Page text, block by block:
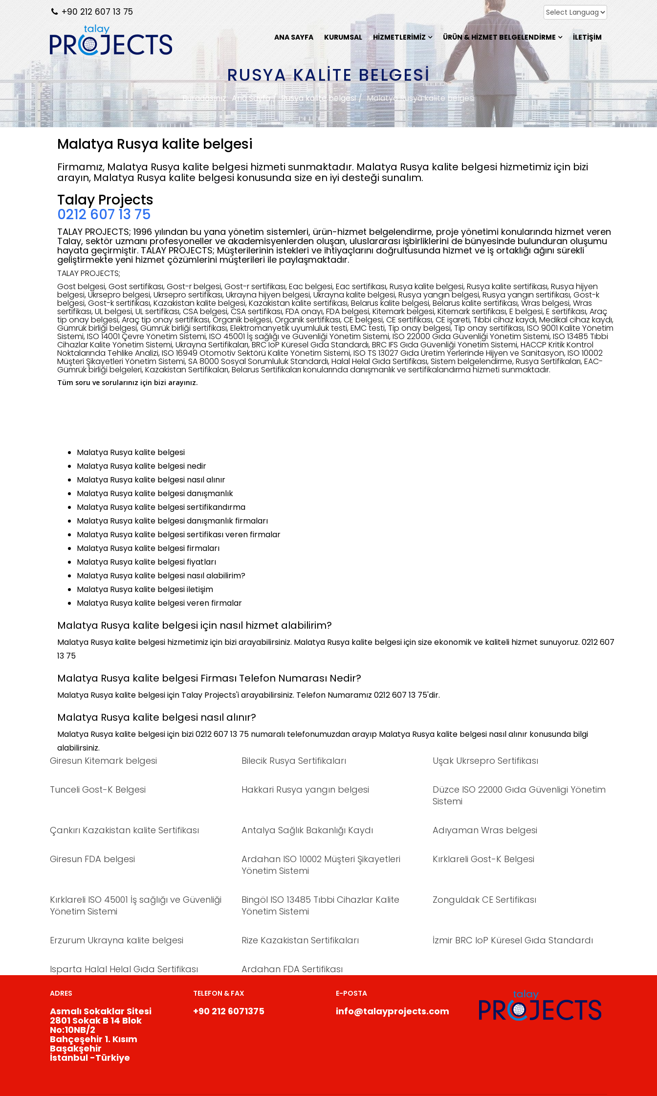
+90 212 607 13 75
ANA SAYFA KURUMSAL HIZMETLERIMIZ ÜRÜN & HIZMET BELGELENDIRME İLETIŞIM
RUSYA KALITE BELGESI
Buradasınız:Ana Sayfa Rusya kalite belgesi Malatya Rusya kalite belgesi
Malatya Rusya kalite belgesi
Firmamız, Malatya Rusya kalite belgesi hizmeti sunmaktadır. Malatya Rusya kalite belgesi hizmetimiz için bizi
arayın, Malatya Rusya kalite belgesi konusunda size en iyi desteği sunalım.
Talay Projects
0212 607 13 75
TALAY PROJECTS; 1996 yılından bu yana yönetim sistemleri, ürün-hizmet belgelendirme, proje yönetimi konularında hizmet veren
Talay, sektör uzmanı profesyoneller ve akademisyenlerden oluşan, uluslararası işbirliklerini de bünyesinde bulunduran oluşumu
hayata geçirmiştir. TALAY PROJECTS; Müşterilerinin istekleri ve ihtiyaçlarını doğrultusunda hizmet ve iş ortaklığı ağını sürekli
geliştirmekte yeni hizmet çözümlerini müşterileri ile paylaşmaktadır.
TALAY PROJECTS;
Gost belgesi, Gost sertifikası, Gost-r belgesi, Gost-r sertifikası, Eac belgesi, Eac sertifikası, Rusya kalite belgesi, Rusya kalite sertifikası, Rusya hijyen
belgesi, Ukrsepro belgesi, Ukrsepro sertifikası, Ukrayna hijyen belgesi, Ukrayna kalite belgesi, Rusya yangın belgesi, Rusya yangın sertifikası, Gost-k
belgesi, Gost-k sertifikası, Kazakistan kalite belgesi, Kazakistan kalite sertifikası, Belarus kalite belgesi, Belarus kalite sertifikası, Wras belgesi, Wras
sertifikası, UL belgesi, UL sertifikası, CSA belgesi, CSA sertifikası, FDA onayı, FDA belgesi, Kitemark belgesi, Kitemark sertifikası, E belgesi, E sertifikası, Araç
tip onay belgesi, Araç tip onay sertifikası, Organik belgesi, Organik sertifikası, CE belgesi, CE sertifikası, CE işareti, Tıbbi cihaz kaydı, Medikal cihaz kaydı,
Gümrük birliği belgesi, Gümrük birliği sertifikası, Elektromanyetik uyumluluk testi, EMC testi, Tip onay belgesi, Tip onay sertifikası, ISO 9001 Kalite Yönetim
Sistemi, ISO 14001 Çevre Yönetim Sistemi, ISO 45001 İş sağlığı ve Güvenliği Yönetim Sistemi, ISO 22000 Gıda Güvenliği Yönetim Sistemi, ISO 13485 Tıbbi
Cihazlar Kalite Yönetim Sistemi, Ukrayna Sertifikaları, BRC IoP Küresel Gıda Standardı, BRC IFS Gıda Güvenliği Yönetim Sistemi, HACCP Kritik Kontrol
Noktalarında Tehlike Analizi, ISO 16949 Otomotiv Sektörü Kalite Yönetim Sistemi, ISO TS 13027 Gıda Üretim Yerlerinde Hijyen ve Sanitasyon, ISO 10002
Müşteri Şikayetleri Yönetim Sistemi, SA 8000 Sosyal Sorumluluk Standardı, Halal Helal Gıda Sertifikası, Sistem belgelendirme, Rusya Sertifikaları, EAC-
Gümrük birliği belgeleri, Kazakistan Sertifikaları, Belarus Sertifikaları konularında danışmanlık ve sertifikalandırma hizmeti sunmaktadır.
Tüm soru ve sorularınız için bizi arayınız.
Malatya Rusya kalite belgesi
Malatya Rusya kalite belgesi nedir
Malatya Rusya kalite belgesi nasıl alınır
Malatya Rusya kalite belgesi danışmanlık
Malatya Rusya kalite belgesi sertifikandırma
Malatya Rusya kalite belgesi danışmanlık firmaları
Malatya Rusya kalite belgesi sertifikası veren firmalar
Malatya Rusya kalite belgesi firmaları
Malatya Rusya kalite belgesi fiyatları
Malatya Rusya kalite belgesi nasıl alabilirim?
Malatya Rusya kalite belgesi iletişim
Malatya Rusya kalite belgesi veren firmalar
Malatya Rusya kalite belgesi için nasıl hizmet alabilirim?
Malatya Rusya kalite belgesi hizmetimiz için bizi arayabilirsiniz. Malatya Rusya kalite belgesi için size ekonomik ve kaliteli hizmet sunuyoruz. 0212 607
13 75
Malatya Rusya kalite belgesi Firması Telefon Numarası Nedir?
Malatya Rusya kalite belgesi için Talay Projects'i arayabilirsiniz. Telefon Numaramız 0212 607 13 75'dir.
Malatya Rusya kalite belgesi nasıl alınır?
Malatya Rusya kalite belgesi için bizi 0212 607 13 75 numaralı telefonumuzdan arayıp Malatya Rusya kalite belgesi nasıl alınır konusunda bilgi
alabilirsiniz.
Giresun Kitemark belgesi Bilecik Rusya Sertifikaları Uşak Ukrsepro Sertifikası
Tunceli Gost-K Belgesi Hakkari Rusya yangın belgesi
Düzce ISO 22000 Gıda Güvenligi Yönetim
Sistemi
Çankırı Kazakistan kalite Sertifikası Antalya Sağlık Bakanlığı Kaydı Adıyaman Wras belgesi
Giresun FDA belgesi
Ardahan ISO 10002 Müşteri Şikayetleri
Yönetim Sistemi
Kırklareli Gost-K Belgesi
Kırklareli ISO 45001 İş sağlığı ve Güvenliği
Yönetim Sistemi
Bingöl ISO 13485 Tıbbi Cihazlar Kalite
Yönetim Sistemi
Zonguldak CE Sertifikası
Erzurum Ukrayna kalite belgesi Rize Kazakistan Sertifikaları İzmir BRC IoP Küresel Gıda Standardı
Isparta Halal Helal Gıda Sertifikası Ardahan FDA Sertifikası
ADRES
Asmalı Sokaklar Sitesi
2801 Sokak B 14 Blok
No:10NB/2
Bahçeşehir 1. Kısım
Başakşehir
İstanbul -Türkiye
TELEFON & FAX
+90 212 6071375
E-POSTA
info@talayprojects.com